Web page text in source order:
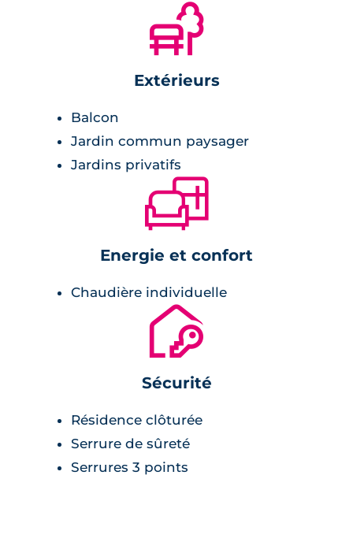
🌲
Extérieurs
Balcon
Jardin commun paysager
Jardins privatifs
🛋
Energie et confort
Chaudière individuelle
🔐
Sécurité
Résidence clôturée
Serrure de sûreté
Serrures 3 points